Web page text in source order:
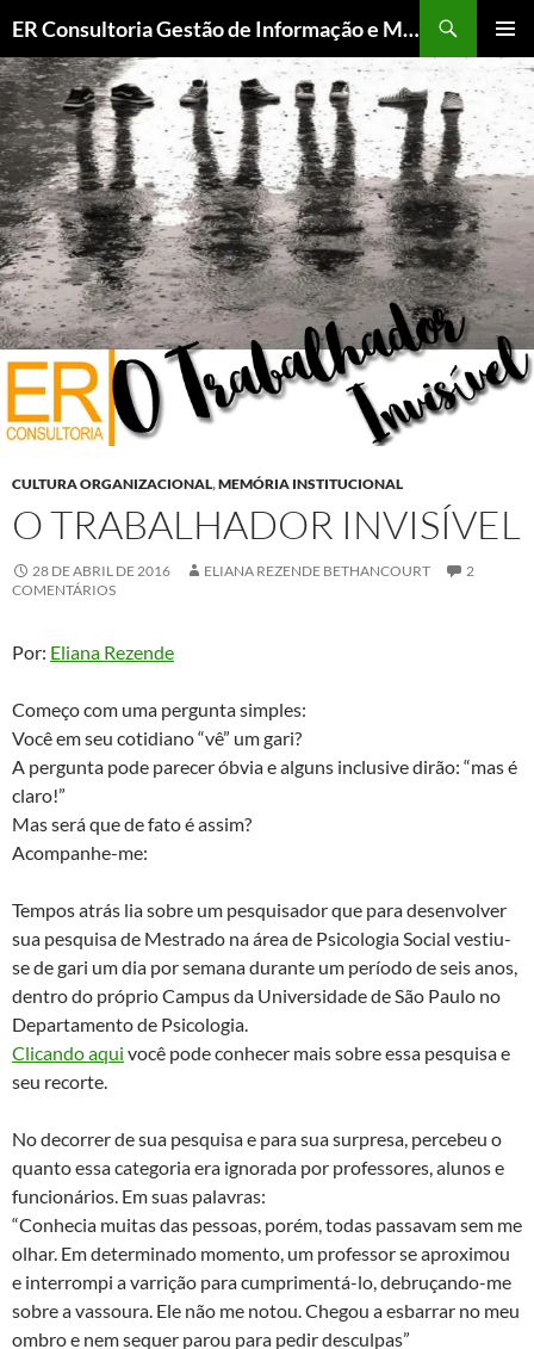
ER Consultoria Gestão de Informação e Memória Institucional
MENU
PARA
O
CONTEÚDO
CULTURA ORGANIZACIONAL,MEMÓRIA INSTITUCIONAL
O TRABALHADOR INVISÍVEL
28 DE ABRIL DE 2016 ELIANA REZENDE BETHANCOURT
2
COMENTÁRIOS
Por: Eliana Rezende
Começo com uma pergunta simples:
Você em seu cotidiano “vê” um gari?
A pergunta pode parecer óbvia e alguns inclusive dirão: “mas é
claro!”
Mas será que de fato é assim?
Acompanhe-me:
Tempos atrás lia sobre um pesquisador que para desenvolver
sua pesquisa de Mestrado na área de Psicologia Social vestiu-
se de gari um dia por semana durante um período de seis anos,
dentro do próprio Campus da Universidade de São Paulo no
Departamento de Psicologia.
Clicando aqui você pode conhecer mais sobre essa pesquisa e
seu recorte.
No decorrer de sua pesquisa e para sua surpresa, percebeu o
quanto essa categoria era ignorada por professores, alunos e
funcionários. Em suas palavras:
“Conhecia muitas das pessoas, porém, todas passavam sem me
olhar. Em determinado momento, um professor se aproximou
e interrompi a varrição para cumprimentá-lo, debruçando-me
sobre a vassoura. Ele não me notou. Chegou a esbarrar no meu
ombro e nem sequer parou para pedir desculpas”